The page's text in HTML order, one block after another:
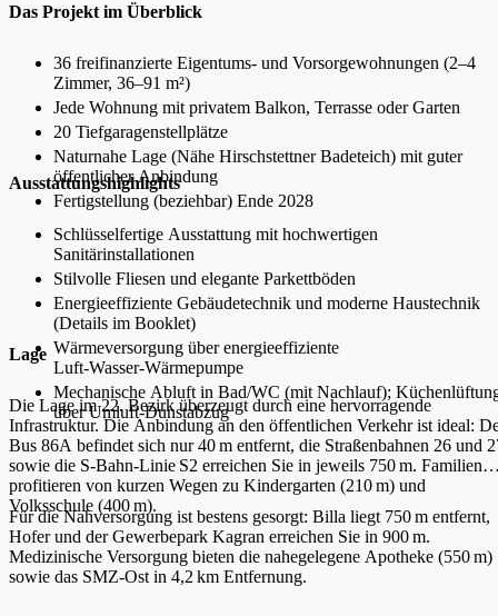
Das Projekt im Überblick
36 freifinanzierte Eigentums‑ und Vorsorgewohnungen (2–4
Zimmer, 36–91 m²)
Jede Wohnung mit privatem Balkon, Terrasse oder Garten
20 Tiefgaragenstellplätze
Naturnahe Lage (Nähe Hirschstettner Badeteich) mit guter
öffentlicher Anbindung
Fertigstellung (beziehbar) Ende 2028
Ausstattungshighlights
Schlüsselfertige Ausstattung mit hochwertigen
Sanitärinstallationen
Stilvolle Fliesen und elegante Parkettböden
Energieeffiziente Gebäudetechnik und moderne Haustechnik
(Details im Booklet)
Wärmeversorgung über energieeffiziente
Luft‑Wasser‑Wärmepumpe
Mechanische Abluft in Bad/WC (mit Nachlauf);
über Umluft‑Dunstabzug
Lage
Die Lage im 22. Bezirk überzeugt durch eine hervorragende
Infrastruktur. Die Anbindung an den öffentlichen Verkehr ist ideal:
Bus 86A befindet sich nur 40 m entfernt, die Straßenbahnen 26 und
sowie die S-Bahn-Linie S2 erreichen Sie in jeweils 750 m. Familien
profitieren von kurzen Wegen zu Kindergarten (210 m) und
Volksschule (400 m).
Für die Nahversorgung ist bestens gesorgt: Billa liegt 750 m entfernt,
Hofer und der Gewerbepark Kagran erreichen Sie in 900 m.
Medizinische Versorgung bieten die nahegelegene Apotheke (550 m)
sowie das SMZ-Ost in 4,2 km Entfernung.